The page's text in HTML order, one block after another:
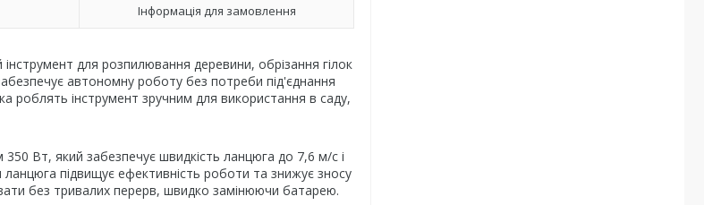
Інформація для замовлення
для розпилювання деревини, обрізання гілок
автономну роботу без потреби під'єднання
роблять інструмент зручним для використання в саду,
Вт, який забезпечує швидкість ланцюга до 7,6 м/с і
підвищує ефективність роботи та знижує зносу
без тривалих перерв, швидко замінюючи батарею.